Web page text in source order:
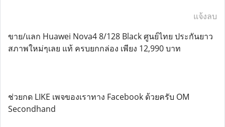
แจ้งลบ
ขาย/แลก Huawei Nova4 8/128 Black ศูนย์ไทย ประกันยาว
สภาพใหม่ๆเลย แท้ ครบยกกล่อง เพียง 12,990 บาท
ช่วยกด LIKE เพจของเราทาง Facebook ด้วยครับ OM
Secondhand